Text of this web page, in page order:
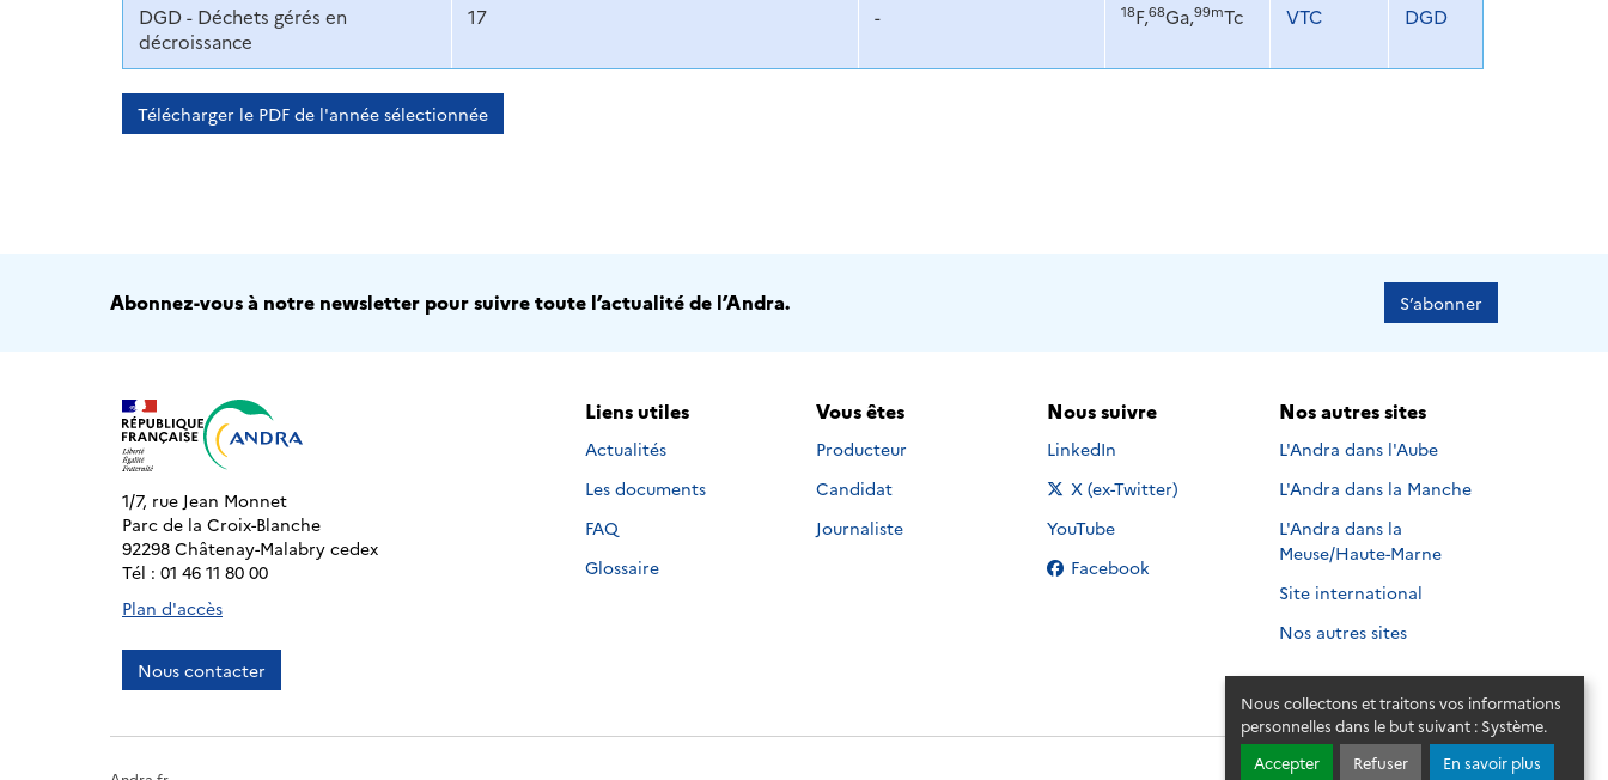
Nous collectons et traitons vos informations
personnelles dans le but suivant : Système.
Accepter
Refuser En savoir plus
DGD - Déchets gérés en
décroissance
17 - 18F,68Ga,99mTc VTC DGD
Télécharger le PDF de l'année sélectionnée
Abonnez-vous à notre newsletter pour suivre toute l’actualité de l’Andra. S’abonner
1/7, rue Jean Monnet
Parc de la Croix-Blanche
92298 Châtenay-Malabry cedex
Tél : 01 46 11 80 00
Plan d'accès
Nous contacter
Liens utiles
Actualités
Les documents
FAQ
Glossaire
Vous êtes
Producteur
Candidat
Journaliste
Nous suivre
Nous suivre sur
LinkedIn
Nous suivre sur
X (ex-Twitter)
Nous suivre sur
YouTube
Nous suivre sur
Facebook
Nos autres sites
L'Andra dans l'Aube
L'Andra dans la Manche
L'Andra dans la
Meuse/Haute-Marne
Site international
Nos autres sites